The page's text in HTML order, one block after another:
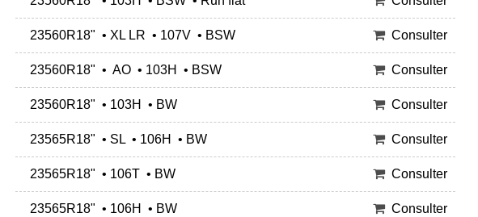
23560R18" • XL LR • 107V • BSW Consulter
23560R18" • AO • 103H • BSW Consulter
23560R18" • 103H • BW Consulter
23565R18" • SL • 106H • BW Consulter
23565R18" • 106T • BW Consulter
23565R18" • 106H • BW Consulter